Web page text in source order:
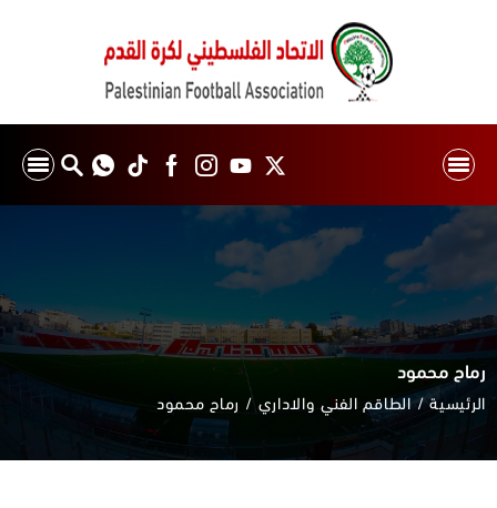
رماح محمود
الرئيسية الطاقم الفني والاداري رماح محمود